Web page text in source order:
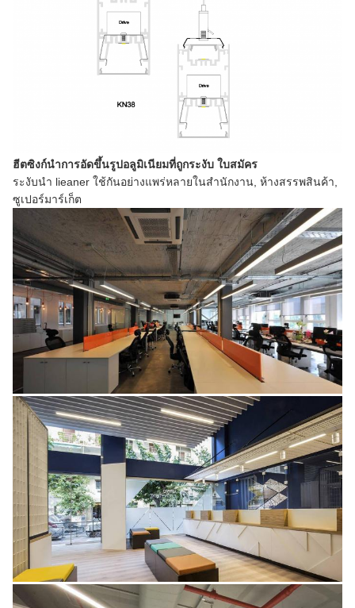
ฮีตซิงก์นำการอัดขึ้นรูปอลูมิเนียมที่ถูกระงับ ใบสมัคร
ระงับนำ lieaner ใช้กันอย่างแพร่หลายในสำนักงาน, ห้างสรรพสินค้า,
ซูเปอร์มาร์เก็ต